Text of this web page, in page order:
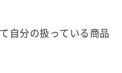
自分の扱っている商品